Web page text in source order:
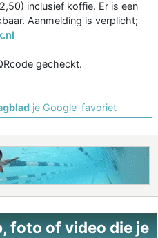
inclusief koffie. Er is een
Aanmelding is verplicht;
gecheckt.
je Google-favoriet
foto of video die je